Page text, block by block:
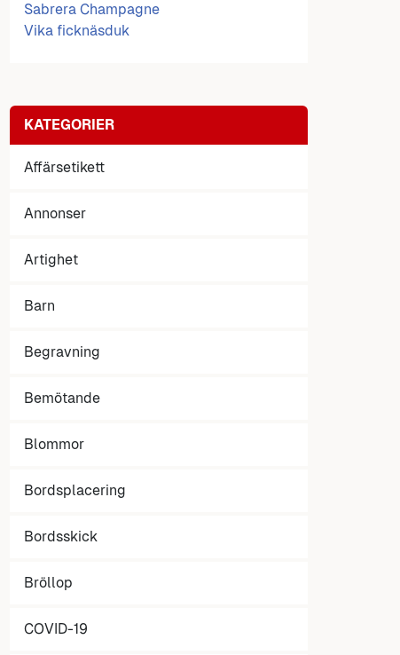
Sabrera Champagne
Vika ficknäsduk
KATEGORIER
Affärsetikett
Annonser
Artighet
Barn
Begravning
Bemötande
Blommor
Bordsplacering
Bordsskick
Bröllop
COVID-19